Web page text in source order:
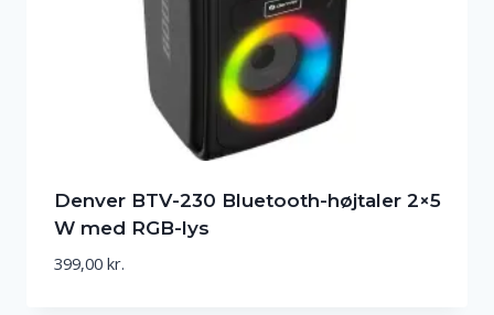
Denver BTV-230 Bluetooth-højtaler 2×5
W med RGB-lys
399,00 kr.